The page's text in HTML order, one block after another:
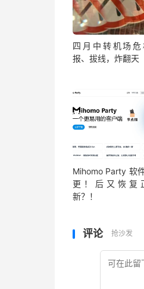
四月中转机场危
报、拔线，炸翻天
Mihomo Party 软
更！后又恢复
新？！
评论 抢沙发